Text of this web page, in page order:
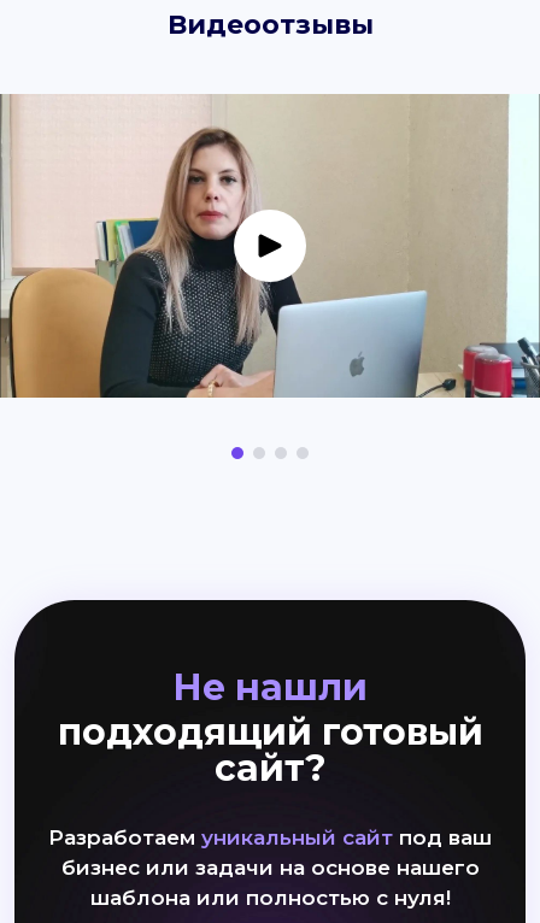
Видеоотзывы
Не нашли
подходящий готовый
сайт?
Разработаем уникальный сайт под ваш
бизнес или задачи на основе нашего
шаблона или полностью с нуля!